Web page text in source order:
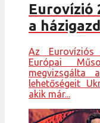
Eurovízió
a
Az
Európai
megvizsgálta
lehetőségeit
akik már...